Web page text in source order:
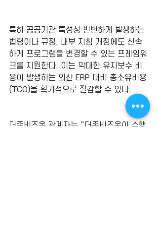
특히 공공기관 특성상 빈번하게 발생하는
법령이나 규정, 내부 지침 개정에도 신속
하게 프로그램을 변경할 수 있는 프레임워
크를 지원한다. 이는 막대한 유지보수 비
용이 발생하는 외산 ERP 대비 총소유비용
(TCO)을 획기적으로 절감할 수 있다.
더존비즈온 관계자는 “더존비즈온이 수행